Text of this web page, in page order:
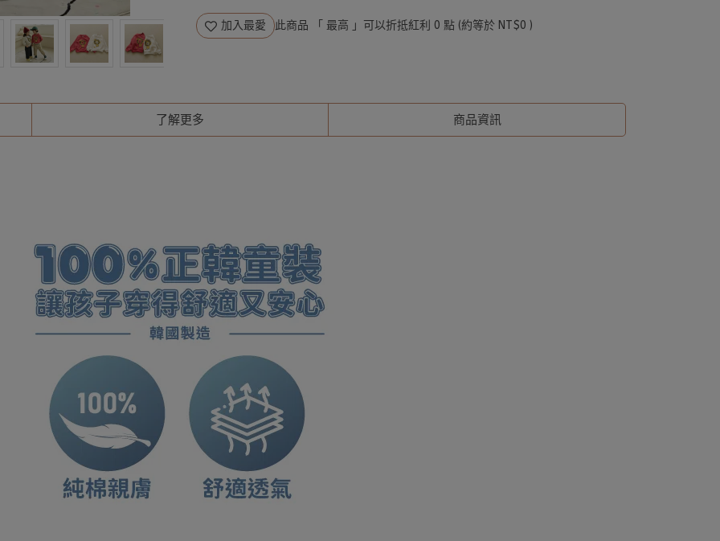
加入最愛 此商品 「 最高 」可以折抵紅利 0 點 (約等於 NT$0 )
了解更多 商品資訊